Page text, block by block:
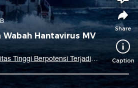
Share
Caption
Hantavirus MV
Tinggi Berpotensi Terjadi
Copy Embed
Copy Embed &
Caption